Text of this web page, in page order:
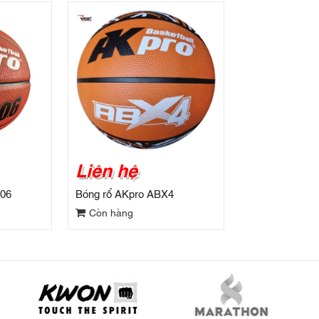
Liên hệ
Bóng rổ AKpro ABX4
Còn hàng